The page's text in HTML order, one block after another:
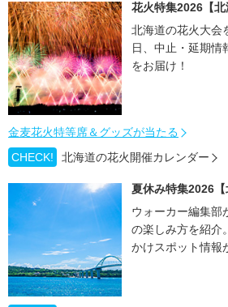
花火特集2026【北
北海道の花火大会
日、中止・延期情
をお届け！
金麦花火特等席＆グッズが当たる
CHECK!
北海道の花火開催カレンダー
夏休み特集2026【
ウォーカー編集部
の楽しみ方を紹介
かけスポット情報